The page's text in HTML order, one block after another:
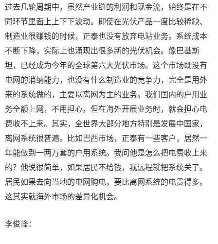
过去几轮周期中，虽然产业链的利润和现金流，始终是在不
同环节里面上上下下波动。即使在光伏产品一度比较稀缺、
制造业很赚钱的时候，正泰也没有放弃电站业务。系统成本
不断下降，实际上也涌现出很多新的光伏机会。像巴基斯
坦，已经成为今年的全球第六大光伏市场。这个市场既没有
电网的消纳能力，也没有什么制造业的竞争力，完全是用外
来的系统做的，主要以离网为主的业务。我们国内的户用业
务全额上网，不用担心，但在海外开展业务时，就会担心电
费收不上来。其实，全世界大部分地方特别是发展中国家，
离网系统很普遍。比如巴西市场，正泰有一些客户，居然一
年能做到一两万套的户用系统。我问他是怎么把电费收上来
的？他说很简单，如果居民不给钱，我远程就把系统关了。
居民如果去向当地的电网购电，要比离网系统的电贵得多。
这其实就海外市场的差异化机会。
李俊峰：